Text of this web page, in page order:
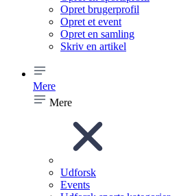
Opret brugerprofil
Opret et event
Opret en samling
Skriv en artikel
Mere
Mere
Udforsk
Events